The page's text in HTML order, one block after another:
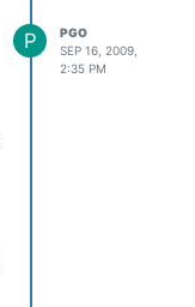
P
PGO
SEP 16, 2009,
2:35 PM